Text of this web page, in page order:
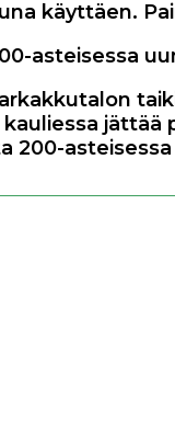
käyttäen.
asteisessa
jättää
200-